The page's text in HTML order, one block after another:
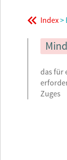
Index>
das für
Zuges